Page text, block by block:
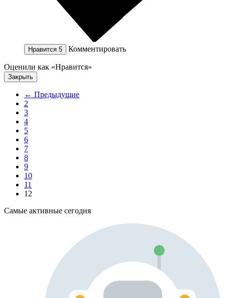
Нравится 5 Комментировать
Оценили как «Нравится»
Закрыть
← Предыдущие
2
3
4
5
6
7
8
9
10
11
12
Самые активные сегодня